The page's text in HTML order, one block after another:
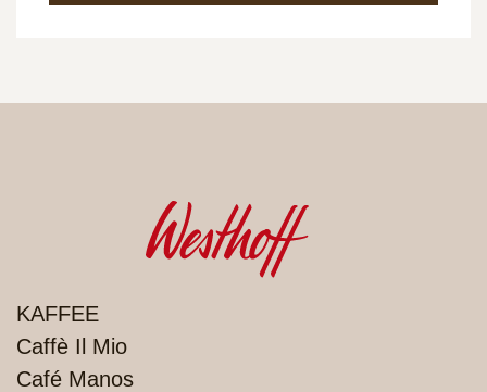
PRODUKTE
KAFFEE
Caffè Il Mio
Café Manos